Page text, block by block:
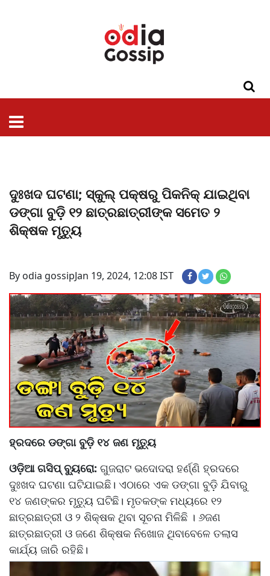
ଦୁଃଖଦ ଘଟଣା; ସ୍କୁଲ୍‌ ପକ୍ଷରୁ ପିକନିକ୍ ଯାଇଥିବା
ଡଙ୍ଗା ବୁଡ଼ି ୧୨ ଛାତ୍ରଛାତ୍ରୀଙ୍କ ସମେତ ୨
ଶିକ୍ଷକ ମୃତ୍ୟୁ
By odia gossipJan 19, 2024, 12:08 IST
ହ୍ରଦରେ ଡଙ୍ଗା ବୁଡ଼ି ୧୪ ଜଣ ମୃତ୍ୟୁ
ଓଡ଼ିଆ ଗସିପ୍ ବ୍ୟୁରୋ: ଗୁଜରାଟ ଭଦୋଦରା ହର୍ଣ୍ଣି ହ୍ରଦରେ
ଦୁଃଖଦ ଘଟଣା ଘଟିଯାଇଛି। ଏଠାରେ ଏକ ଡଙ୍ଗା ବୁଡ଼ି ଯିବାରୁ
୧୪ ଜଣଙ୍କର ମୃତ୍ୟୁ ଘଟିଛି। ମୃତକଙ୍କ ମଧ୍ୟରେ ୧୨
ଛାତ୍ରଛାତ୍ରୀ ଓ ୨ ଶିକ୍ଷକ ଥିବା ସୂଚନା ମିଳିଛି । ୬ଜଣ
ଛାତ୍ରଛାତ୍ରୀ ଓ ଜଣେ ଶିକ୍ଷକ ନିଖୋଜ ଥିବାବେଳେ ତଲାସ
କାର୍ଯ୍ୟ ଜାରି ରହିଛି।